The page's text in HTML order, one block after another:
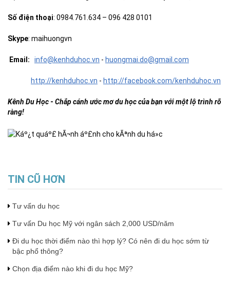
Số điện thoại: 0984.761.634 – 096 428 0101
Skype: maihuongvn
Email: info@kenhduhoc.vn - huongmai.do@gmail.com
http://kenhduhoc.vn - http://facebook.com/kenhduhoc.vn
Kênh Du Học - Chắp cánh ước mơ du học của bạn với một lộ trình rõ
ràng!
TIN CŨ HƠN
Tư vấn du học
Tư vấn Du học Mỹ với ngân sách 2,000 USD/năm
Đi du học thời điểm nào thì hợp lý? Có nên đi du học sớm từ
bậc phổ thông?
Chọn địa điểm nào khi đi du học Mỹ?